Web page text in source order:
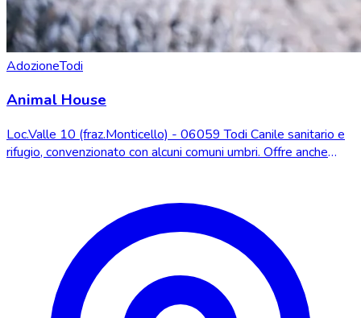
AdozioneTodi
Animal House
Loc.Valle 10 (fraz.Monticello) - 06059 Todi Canile sanitario e
rifugio, convenzionato con alcuni comuni umbri. Offre anche